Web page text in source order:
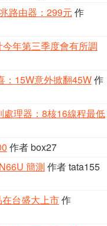
路由器：299元 作
年第三季度會有所調
：15W意外掀翻45W作
理器：8核16線程最低
作者 box27
簡測 作者 tata155
台盛大上市作